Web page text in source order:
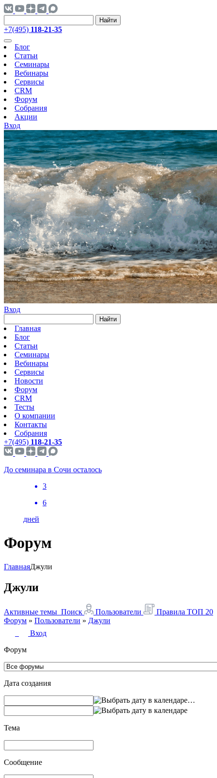
Найти
+7(495) 118-21-35
Блог
Статьи
Семинары
Вебинары
Сервисы
CRM
Форум
Собрания
Акции
Вход
Вход
Найти
Главная
Блог
Статьи
Семинары
Вебинары
Сервисы
Новости
Форум
CRM
Тесты
О компании
Контакты
Собрания
+7(495) 118-21-35
До семинара в Сочи осталось
3
6
дней
Форум
ГлавнаяДжули
Джули
Активные темы Поиск Пользователи Правила ТОП 20
Форум » Пользователи » Джули
Вход
Форум
Дата создания
…
Тема
Сообщение